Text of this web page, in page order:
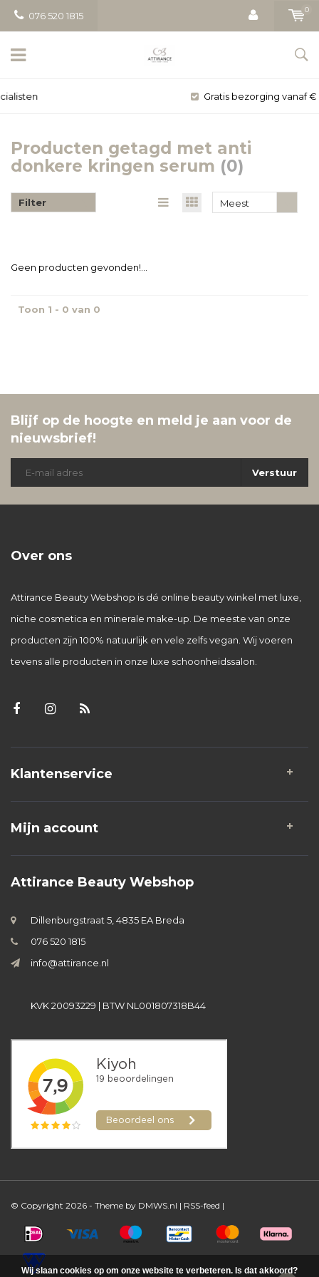
076 520 1815
0
Gratis bezorging vanaf € 50
Producten getagd met anti
donkere kringen serum (0)
Filter
Meest
Geen producten gevonden!...
Toon 1 - 0 van 0
Blijf op de hoogte en meld je aan voor de
nieuwsbrief!
Verstuur
Over ons
Attirance Beauty Webshop is dé online beauty winkel met luxe,
niche cosmetica en minerale make-up. De meeste van onze
producten zijn 100% natuurlijk en vele zelfs vegan. Wij voeren
tevens alle producten in onze luxe schoonheidssalon.
Klantenservice
Mijn account
Attirance Beauty Webshop
Dillenburgstraat 5, 4835 EA Breda
076 520 1815
info@attirance.nl
KVK 20093229 | BTW NL001807318B44
© Copyright 2026 - Theme by DMWS.nl | RSS-feed |
Wij slaan cookies op om onze website te verbeteren. Is dat akkoord?